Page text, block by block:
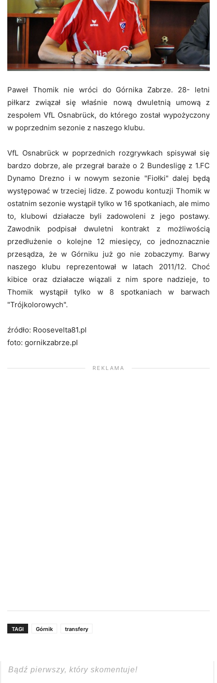
Paweł Thomik nie wróci do Górnika Zabrze. 28- letni
piłkarz związał się właśnie nową dwuletnią umową z
zespołem VfL Osnabrück, do którego został wypożyczony
w poprzednim sezonie z naszego klubu.
VfL Osnabrück w poprzednich rozgrywkach spisywał się
bardzo dobrze, ale przegrał baraże o 2 Bundesligę z 1.FC
Dynamo Drezno i w nowym sezonie "Fiołki" dalej będą
występować w trzeciej lidze. Z powodu kontuzji Thomik w
ostatnim sezonie wystąpił tylko w 16 spotkaniach, ale mimo
to, klubowi działacze byli zadowoleni z jego postawy.
Zawodnik podpisał dwuletni kontrakt z możliwością
przedłużenie o kolejne 12 miesięcy, co jednoznacznie
przesądza, że w Górniku już go nie zobaczymy. Barwy
naszego klubu reprezentował w latach 2011/12. Choć
kibice oraz działacze wiązali z nim spore nadzieje, to
Thomik wystąpił tylko w 8 spotkaniach w barwach
"Trójkolorowych".
źródło: Roosevelta81.pl
foto: gornikzabrze.pl
REKLAMA
TAGI Górnik transfery